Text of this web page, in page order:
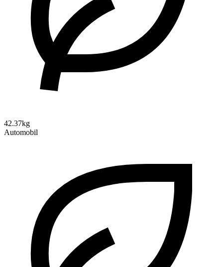
42.37kg
Automobil